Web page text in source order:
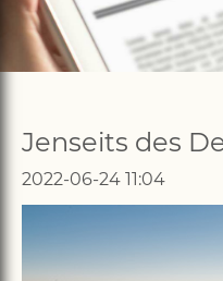
Jenseits des
2022-06-24 11:04